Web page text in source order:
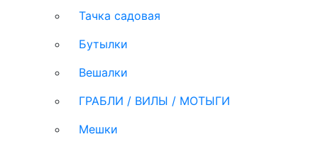
Тачка садовая
Бутылки
Вешалки
ГРАБЛИ / ВИЛЫ / МОТЫГИ
Мешки